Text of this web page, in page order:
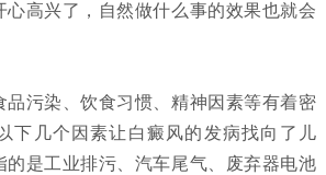
心高兴了，自然做什么事的效果也就会
污染、饮食习惯、精神因素等有着密
下几个因素让白癜风的发病找向了儿
的是工业排污、汽车尾气、废弃器电池